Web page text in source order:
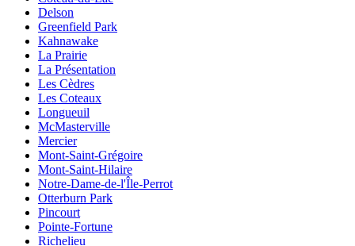
Delson
Greenfield Park
Kahnawake
La Prairie
La Présentation
Les Cèdres
Les Coteaux
Longueuil
McMasterville
Mercier
Mont-Saint-Grégoire
Mont-Saint-Hilaire
Notre-Dame-de-l'Île-Perrot
Otterburn Park
Pincourt
Pointe-Fortune
Richelieu